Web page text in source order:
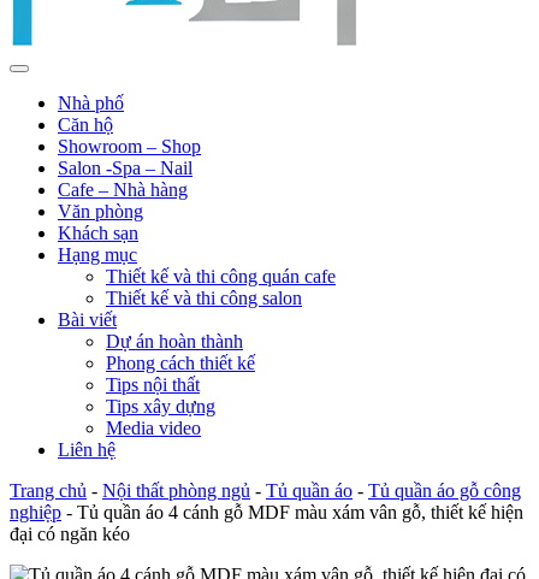
Nhà phố
Căn hộ
Showroom – Shop
Salon -Spa – Nail
Cafe – Nhà hàng
Văn phòng
Khách sạn
Hạng mục
Thiết kế và thi công quán cafe
Thiết kế và thi công salon
Bài viết
Dự án hoàn thành
Phong cách thiết kế
Tips nội thất
Tips xây dựng
Media video
Liên hệ
Trang chủ - Nội thất phòng ngủ - Tủ quần áo - Tủ quần áo gỗ công
nghiệp - Tủ quần áo 4 cánh gỗ MDF màu xám vân gỗ, thiết kế hiện
đại có ngăn kéo